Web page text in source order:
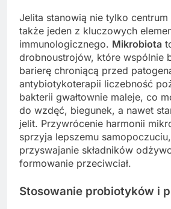
Jelita stanowią nie tylko
także jeden z kluczowych
immunologicznego. Mikrobiota
drobnoustrojów, które wspólnie
barierę chroniącą przed
antybiotykoterapii liczebność
bakterii gwałtownie maleje, co
do wzdęć, biegunek, a nawet
jelit. Przywrócenie harmonii
sprzyja lepszemu
przyswajanie składników
formowanie przeciwciał.
Stosowanie probiotyków i